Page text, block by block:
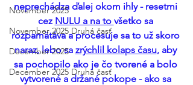
November 2025
November 2025 Druhá časť
December 2025
December 2025 Druhá časť
neprechádza ďalej okom ihly - resetmi
cez NULU a na to všetko sa
rozpamätáva a procesuje sa to už skoro
naraz, lebo sa zrýchlil kolaps času, aby
sa pochopilo ako je čo tvorené a bolo
vytvorené a držané pokope - ako sa